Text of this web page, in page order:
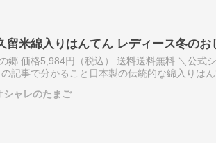
留米綿入りはんてん レディース冬のお
郷 価格5,984円（税込） 送料送料無料 ＼公式
記事で分かること日本製の伝統的な綿入りは
シャレのたまご